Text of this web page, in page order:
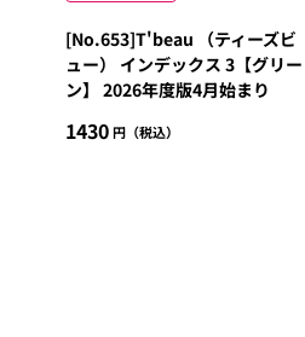
[No.653]T'beau （ティーズビ
ュー） インデックス 3【グリー
ン】 2026年度版4月始まり
セ
1430